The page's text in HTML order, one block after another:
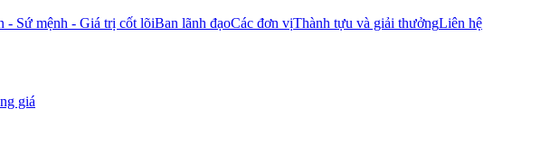
- Sứ mệnh - Giá trị cốt lõiBan lãnh đạoCác đơn vịThành tựu và giải thưởngLiên hệ
giá